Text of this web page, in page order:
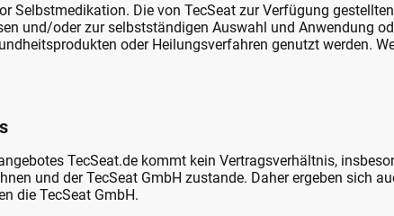
Selbstmedikation. Die von TecSeat zur Verfügung
und/oder zur selbstständigen Auswahl und Anwendung
oder Heilungsverfahren genutzt werden.
TecSeat.de kommt kein Vertragsverhältnis,
und der TecSeat GmbH zustande. Daher ergeben sich
die TecSeat GmbH.